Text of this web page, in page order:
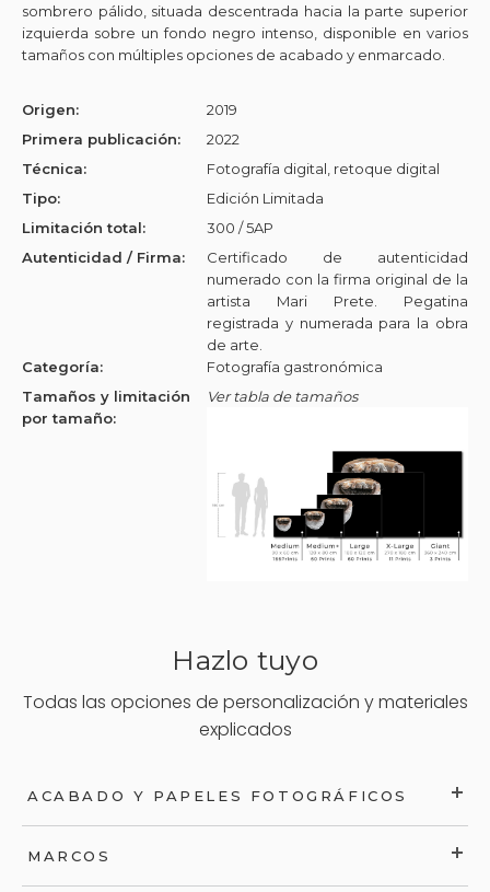
sombrero pálido, situada descentrada hacia la parte superior
izquierda sobre un fondo negro intenso, disponible en varios
tamaños con múltiples opciones de acabado y enmarcado.
Origen:
2019
Primera publicación:
2022
Técnica:
Fotografía digital, retoque digital
Tipo:
Edición Limitada
Limitación total:
300 / 5AP
Autenticidad / Firma:
Certificado de autenticidad
numerado con la firma original de la
artista Mari Prete. Pegatina
registrada y numerada para la obra
de arte.
Categoría:
Fotografía gastronómica
Tamaños y limitación
por tamaño:
Ver tabla de tamaños
Hazlo tuyo
Todas las opciones de personalización y materiales
explicados
ACABADO Y PAPELES FOTOGRÁFICOS
MARCOS